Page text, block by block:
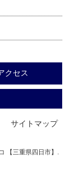
クセス
サイトマップ
【三重県四日市】.